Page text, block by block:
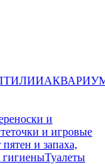
и
и игровые
и запаха,
гигиеныТуалеты